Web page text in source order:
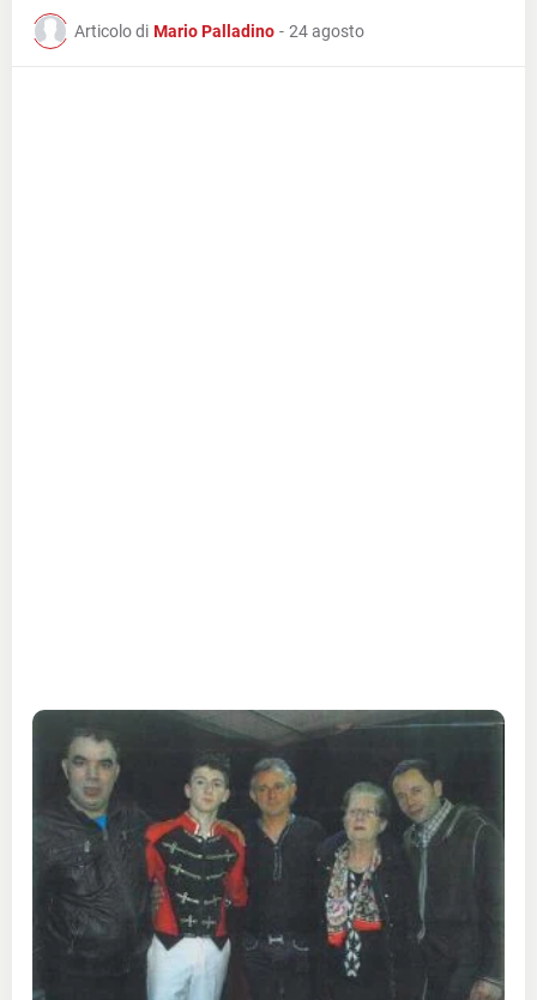
Articolo di Mario Palladino - 24 agosto